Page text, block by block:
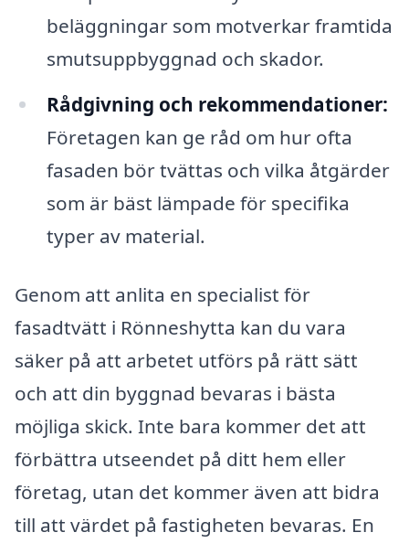
beläggningar som motverkar framtida
smutsuppbyggnad och skador.
Rådgivning och rekommendationer:
Företagen kan ge råd om hur ofta
fasaden bör tvättas och vilka åtgärder
som är bäst lämpade för specifika
typer av material.
Genom att anlita en specialist för
fasadtvätt i Rönneshytta kan du vara
säker på att arbetet utförs på rätt sätt
och att din byggnad bevaras i bästa
möjliga skick. Inte bara kommer det att
förbättra utseendet på ditt hem eller
företag, utan det kommer även att bidra
till att värdet på fastigheten bevaras. En